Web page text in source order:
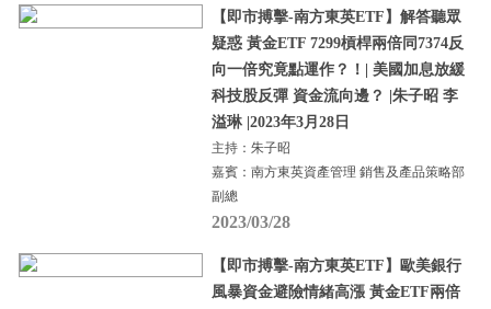
【即市搏擊-南方東英ETF】解答聽眾
疑惑 黃金ETF 7299槓桿兩倍同7374反
向一倍究竟點運作？！| 美國加息放緩
科技股反彈 資金流向邊？ |朱子昭 李
溢琳 |2023年3月28日
主持：朱子昭
嘉賓：南方東英資產管理 銷售及產品策略部
副總
2023/03/28
【即市搏擊-南方東英ETF】歐美銀行
風暴資金避險情緒高漲 黃金ETF兩倍